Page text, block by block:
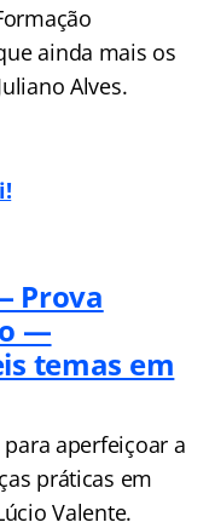
ainda mais os
Alves.
Prova
—
temas em
aperfeiçoar a
práticas em
Valente.